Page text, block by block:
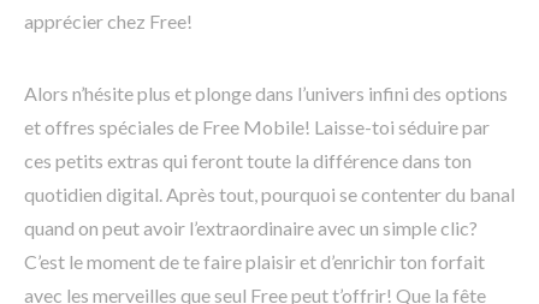
apprécier chez Free!
Alors n’hésite plus et plonge dans l’univers infini des options
et offres spéciales de Free Mobile! Laisse-toi séduire par
ces petits extras qui feront toute la différence dans ton
quotidien digital. Après tout, pourquoi se contenter du banal
quand on peut avoir l’extraordinaire avec un simple clic?
C’est le moment de te faire plaisir et d’enrichir ton forfait
avec les merveilles que seul Free peut t’offrir! Que la fête